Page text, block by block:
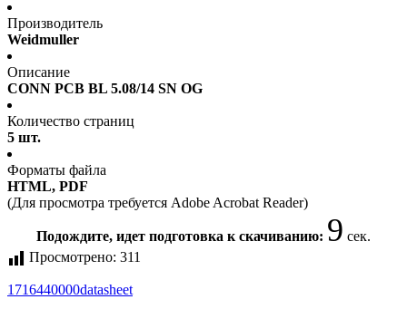
Производитель
Weidmuller
Описание
CONN PCB BL 5.08/14 SN OG
Количество страниц
5 шт.
Форматы файла
HTML, PDF
(Для просмотра требуется Adobe Acrobat Reader)
Подождите, идет подготовка к скачиванию: 9 сек.
Просмотрено: 311
1716440000datasheet